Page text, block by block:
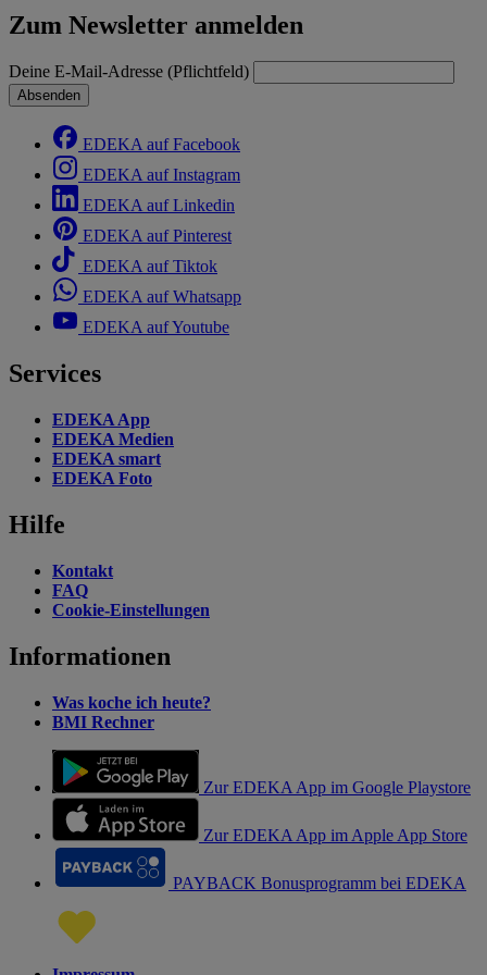
Zum Newsletter anmelden
Deine E-Mail-Adresse (Pflichtfeld)
Absenden
EDEKA auf Facebook
EDEKA auf Instagram
EDEKA auf Linkedin
EDEKA auf Pinterest
EDEKA auf Tiktok
EDEKA auf Whatsapp
EDEKA auf Youtube
Services
EDEKA App
EDEKA Medien
EDEKA smart
EDEKA Foto
Hilfe
Kontakt
FAQ
Cookie-Einstellungen
Informationen
Was koche ich heute?
BMI Rechner
Zur EDEKA App im Google Playstore
Zur EDEKA App im Apple App Store
PAYBACK Bonusprogramm bei EDEKA